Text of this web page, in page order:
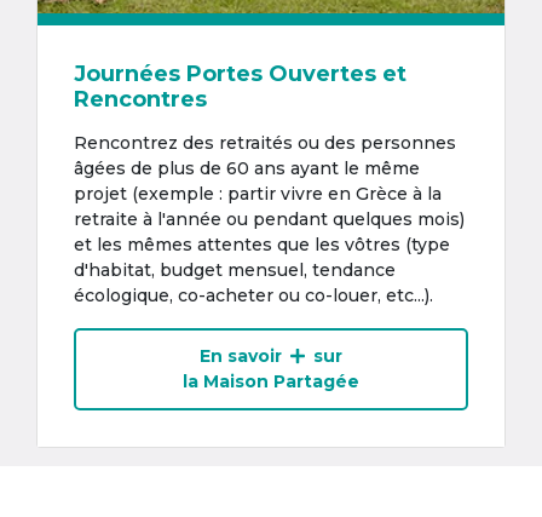
Journées Portes Ouvertes et
Rencontres
Rencontrez des retraités ou des personnes
âgées de plus de 60 ans ayant le même
projet (exemple : partir vivre en Grèce à la
retraite à l'année ou pendant quelques mois)
et les mêmes attentes que les vôtres (type
d'habitat, budget mensuel, tendance
écologique, co-acheter ou co-louer, etc...).
En savoir
sur
la Maison Partagée